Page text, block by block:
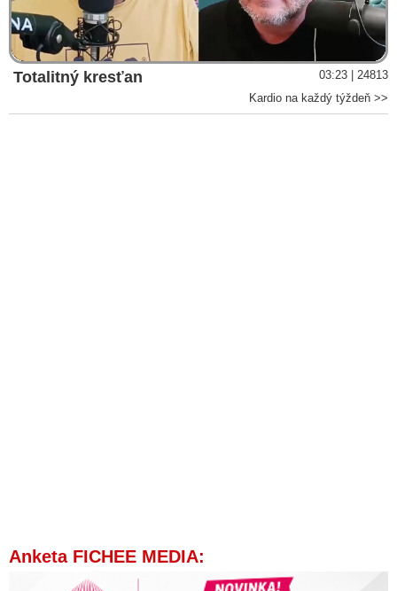
Video
Totalitný kresťan
03:23 | 24813
Kardio na každý týždeň >>
Anketa FICHEE MEDIA: